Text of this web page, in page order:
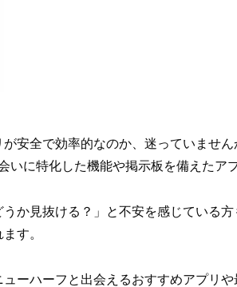
安全で効率的なのか、迷っていませ
に特化した機能や掲示板を備えたア
か見抜ける？」と不安を感じている
す。
ューハーフと出会えるおすすめアプリ